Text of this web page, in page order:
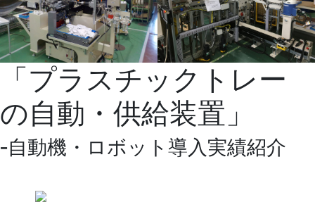
「プラスチックトレー
の自動・供給装置」
‐自動機・ロボット導入実績紹介